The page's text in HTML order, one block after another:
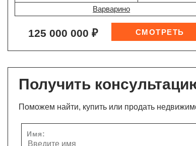
Варварино
125 000 000 ₽
Получить
Поможем найти, купить или продать
Имя: